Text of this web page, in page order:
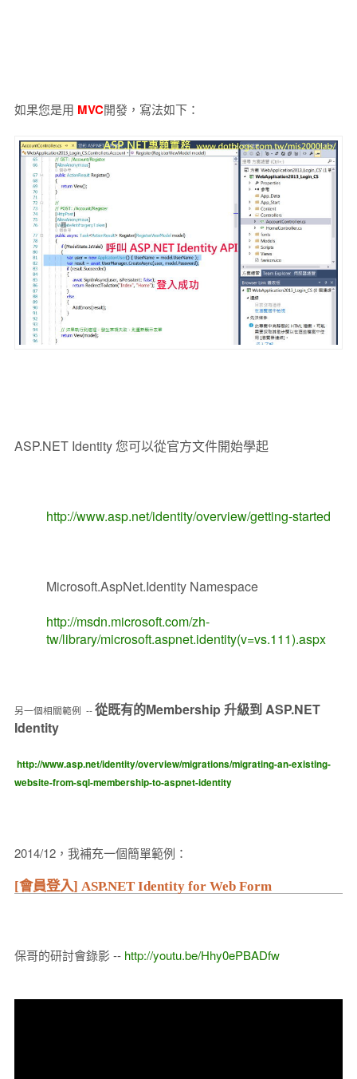
如果您是用 MVC開發，寫法如下：
ASP.NET Identity 您可以從官方文件開始學起
http://www.asp.net/identity/overview/getting-started
Microsoft.AspNet.Identity Namespace
http://msdn.microsoft.com/zh-
tw/library/microsoft.aspnet.identity(v=vs.111).aspx
另一個相關範例 --從既有的Membership 升級到 ASP.NET
Identity
http://www.asp.net/identity/overview/migrations/migrating-an-existing-
website-from-sql-membership-to-aspnet-identity
2014/12，我補充一個簡單範例：
[會員登入] ASP.NET Identity for Web Form
保哥的研討會錄影 -- http://youtu.be/Hhy0ePBADfw